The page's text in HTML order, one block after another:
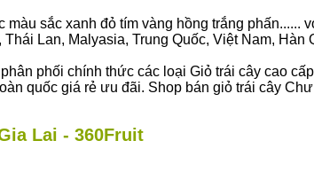
sắc xanh đỏ tím vàng hồng trắng phấn......
Lan, Malyasia, Trung Quốc, Việt Nam, Hàn
phối chính thức các loại Giỏ trái cây cao
quốc giá rẻ ưu đãi. Shop bán giỏ trái cây
Lai - 360Fruit